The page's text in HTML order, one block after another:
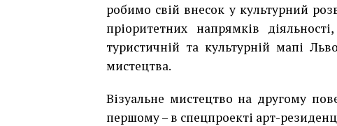
робимо свій внесок у культурний
пріоритетних напрямків
туристичній та культурній мапі
мистецтва.
Візуальне мистецтво на другому
першому – в спецпроекті арт-